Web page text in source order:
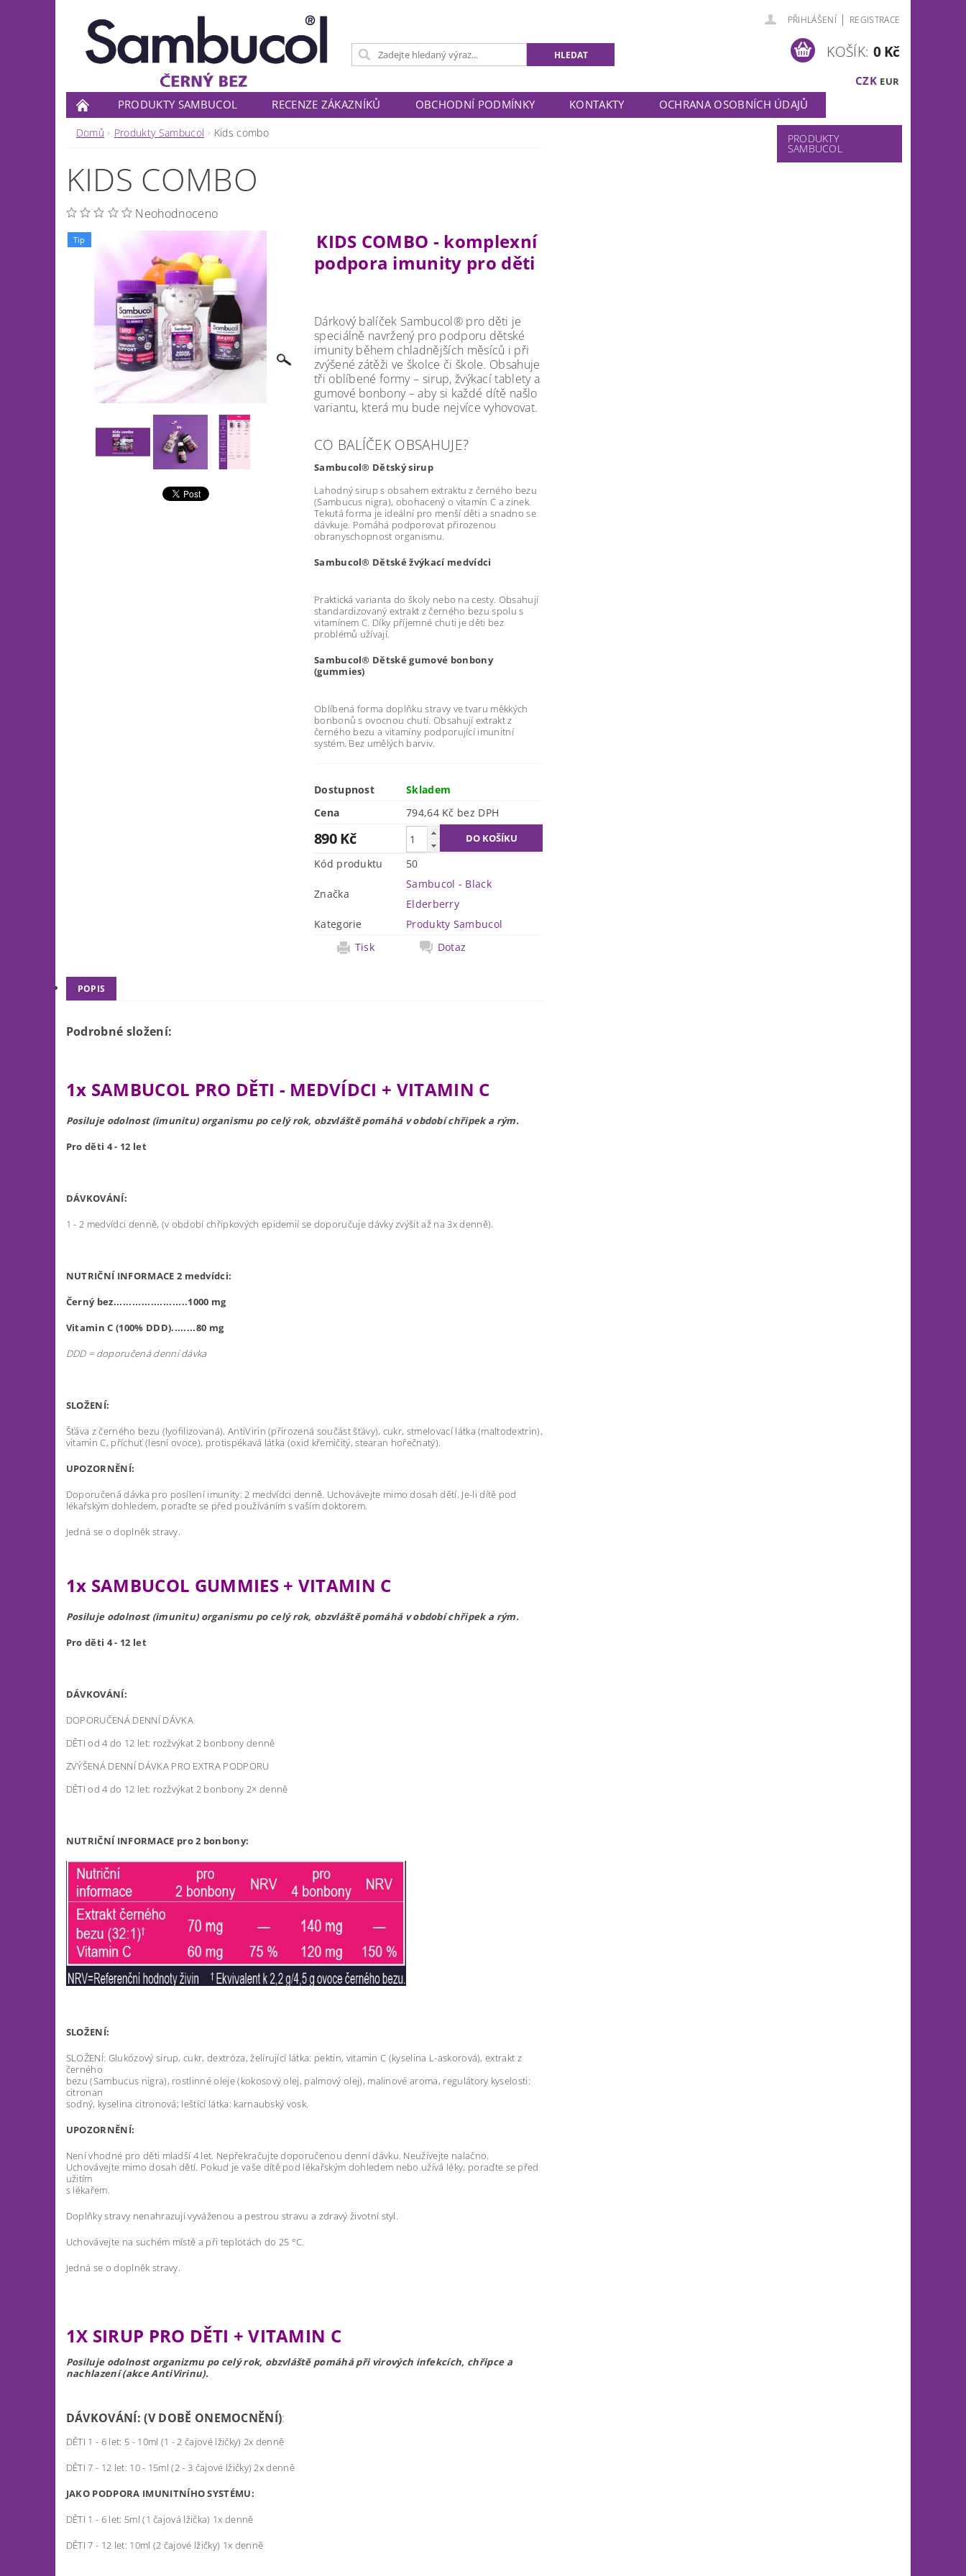
PŘIHLÁŠENÍ | REGISTRACE
CZK EUR
KOŠÍK: 0 Kč
PRODUKTY SAMBUCOL RECENZE ZÁKAZNÍKŮ OBCHODNÍ PODMÍNKY KONTAKTY OCHRANA OSOBNÍCH ÚDAJŮ
Domů Produkty Sambucol Kids combo
KIDS COMBO
Neohodnoceno
Tip
KIDS COMBO - komplexní
podpora imunity pro děti
Dárkový balíček Sambucol® pro děti je
speciálně navržený pro podporu dětské
imunity během chladnějších měsíců i při
zvýšené zátěži ve školce či škole. Obsahuje
tři oblíbené formy – sirup, žvýkací tablety a
gumové bonbony – aby si každé dítě našlo
variantu, která mu bude nejvíce vyhovovat.
CO BALÍČEK OBSAHUJE?
Sambucol® Dětský sirup
Lahodný sirup s obsahem extraktu z černého bezu
(Sambucus nigra), obohacený o vitamín C a zinek.
Tekutá forma je ideální pro menší děti a snadno se
dávkuje. Pomáhá podporovat přirozenou
obranyschopnost organismu.
Sambucol® Dětské žvýkací medvídci
Praktická varianta do školy nebo na cesty. Obsahují
standardizovaný extrakt z černého bezu spolu s
vitamínem C. Díky příjemné chuti je děti bez
problémů užívají.
Sambucol® Dětské gumové bonbony
(gummies)
Oblíbená forma doplňku stravy ve tvaru měkkých
bonbonů s ovocnou chutí. Obsahují extrakt z
černého bezu a vitamíny podporující imunitní
systém. Bez umělých barviv.
Dostupnost
Skladem
Cena
794,64 Kč bez DPH
890 Kč
Kód produktu 50
Značka
Sambucol - Black
Elderberry
Kategorie
Produkty Sambucol
Tisk
Dotaz
POPIS
Podrobné složení:
1x SAMBUCOL PRO DĚTI - MEDVÍDCI + VITAMIN C
Posiluje odolnost (imunitu) organismu po celý rok, obzvláště pomáhá v období chřipek a rým.
Pro děti 4 - 12 let
DÁVKOVÁNÍ:
1 - 2 medvídci denně, (v období chřipkových epidemií se doporučuje dávky zvýšit až na 3x denně).
NUTRIČNÍ INFORMACE 2 medvídci:
Černý bez........................1000 mg
Vitamin C (100% DDD)........80 mg
DDD = doporučená denní dávka
SLOŽENÍ:
Šťáva z černého bezu (lyofilizovaná), AntiVirin (přirozená součást šťávy), cukr, stmelovací látka (maltodextrin),
vitamin C, příchuť (lesní ovoce), protispékavá látka (oxid křemičitý, stearan hořečnatý).
UPOZORNĚNÍ:
Doporučená dávka pro posílení imunity: 2 medvídci denně. Uchovávejte mimo dosah dětí. Je-li dítě pod
lékařským dohledem, poraďte se před používáním s vaším doktorem.
Jedná se o doplněk stravy.
1x SAMBUCOL GUMMIES + VITAMIN C
Posiluje odolnost (imunitu) organismu po celý rok, obzvláště pomáhá v období chřipek a rým.
Pro děti 4 - 12 let
DÁVKOVÁNÍ:
DOPORUČENÁ DENNÍ DÁVKA
DĚTI od 4 do 12 let: rozžvýkat 2 bonbony denně
ZVÝŠENÁ DENNÍ DÁVKA PRO EXTRA PODPORU
DĚTI od 4 do 12 let: rozžvýkat 2 bonbony 2× denně
NUTRIČNÍ INFORMACE pro 2 bonbony:
SLOŽENÍ:
SLOŽENÍ: Glukózový sirup, cukr, dextróza, želírující látka: pektin, vitamin C (kyselina L-askorová), extrakt z
černého
bezu (Sambucus nigra), rostlinné oleje (kokosový olej, palmový olej), malinové aroma, regulátory kyselosti:
citronan
sodný, kyselina citronová; leštící látka: karnaubský vosk.
UPOZORNĚNÍ:
Není vhodné pro děti mladší 4 let. Nepřekračujte doporučenou denní dávku. Neužívejte nalačno.
Uchovávejte mimo dosah dětí. Pokud je vaše dítě pod lékařským dohledem nebo užívá léky, poraďte se před
užitím
s lékařem.
Doplňky stravy nenahrazují vyváženou a pestrou stravu a zdravý životní styl.
Uchovávejte na suchém místě a při teplotách do 25 °C.
Jedná se o doplněk stravy.
1X SIRUP PRO DĚTI + VITAMIN C
Posiluje odolnost organizmu po celý rok, obzvláště pomáhá při virových infekcích, chřipce a
nachlazení (akce AntiVirinu).
DÁVKOVÁNÍ: (V DOBĚ ONEMOCNĚNÍ):
DĚTI 1 - 6 let: 5 - 10ml (1 - 2 čajové lžičky) 2x denně
DĚTI 7 - 12 let: 10 - 15ml (2 - 3 čajové lžičky) 2x denně
JAKO PODPORA IMUNITNÍHO SYSTÉMU:
DĚTI 1 - 6 let: 5ml (1 čajová lžička) 1x denně
DĚTI 7 - 12 let: 10ml (2 čajové lžičky) 1x denně
PRODUKTY
SAMBUCOL